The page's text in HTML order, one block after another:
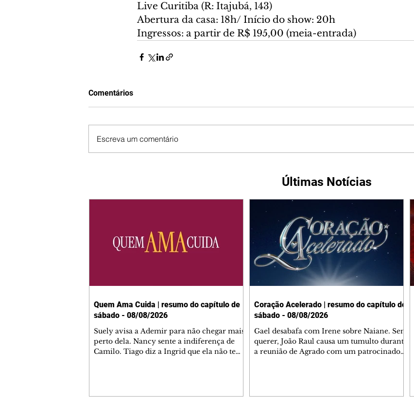
Live Curitiba (R: Itajubá, 143)
Abertura da casa: 18h/ Início do show: 20h
Ingressos: a partir de R$ 195,00 (meia-entrada)
Comentários
Escreva um comentário
Últimas Notícias
Quem Ama Cuida | resumo do capítulo de
sábado - 08/08/2026
Suely avisa a Ademir para não chegar mais
perto dela. Nancy sente a indiferença de
Camilo. Tiago diz a Ingrid que ela não tem
Coração Acelerado | resumo do capítulo de
sábado - 08/08/2026
Gael desabafa com Irene sobre Naiane. Sem
querer, João Raul causa um tumulto durante
a reunião de Agrado com um patrocinador.